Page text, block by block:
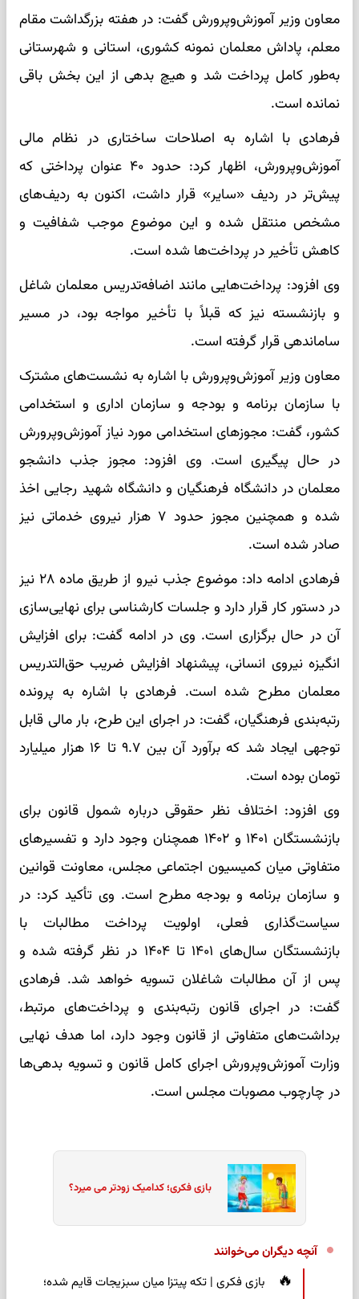
معاون وزیر آموزش‌وپرورش گفت: در هفته بزرگداشت مقام
معلم، پاداش معلمان نمونه کشوری، استانی و شهرستانی
به‌طور کامل پرداخت شد و هیچ بدهی از این بخش باقی
نمانده است.
فرهادی با اشاره به اصلاحات ساختاری در نظام مالی
آموزش‌وپرورش، اظهار کرد: حدود ۴۰ عنوان پرداختی که
پیش‌تر در ردیف «سایر» قرار داشت، اکنون به ردیف‌های
مشخص منتقل شده و این موضوع موجب شفافیت و
کاهش تأخیر در پرداخت‌ها شده است.
وی افزود: پرداخت‌هایی مانند اضافه‌تدریس معلمان شاغل
و بازنشسته نیز که قبلاً با تأخیر مواجه بود، در مسیر
ساماندهی قرار گرفته است.
معاون وزیر آموزش‌وپرورش با اشاره به نشست‌های مشترک
با سازمان برنامه و بودجه و سازمان اداری و استخدامی
کشور، گفت: مجوزهای استخدامی مورد نیاز آموزش‌وپرورش
در حال پیگیری است. وی افزود: مجوز جذب دانشجو
معلمان در دانشگاه فرهنگیان و دانشگاه شهید رجایی اخذ
شده و همچنین مجوز حدود ۷ هزار نیروی خدماتی نیز
صادر شده است.
فرهادی ادامه داد: موضوع جذب نیرو از طریق ماده ۲۸ نیز
در دستور کار قرار دارد و جلسات کارشناسی برای نهایی‌سازی
آن در حال برگزاری است. وی در ادامه گفت: برای افزایش
انگیزه نیروی انسانی، پیشنهاد افزایش ضریب حق‌التدریس
معلمان مطرح شده است. فرهادی با اشاره به پرونده
رتبه‌بندی فرهنگیان، گفت: در اجرای این طرح، بار مالی قابل
توجهی ایجاد شد که برآورد آن بین ۹.۷ تا ۱۶ هزار میلیارد
تومان بوده است.
وی افزود: اختلاف نظر حقوقی درباره شمول قانون برای
بازنشستگان ۱۴۰۱ و ۱۴۰۲ همچنان وجود دارد و تفسیرهای
متفاوتی میان کمیسیون اجتماعی مجلس، معاونت قوانین
و سازمان برنامه و بودجه مطرح است. وی تأکید کرد: در
سیاست‌گذاری فعلی، اولویت پرداخت مطالبات با
بازنشستگان سال‌های ۱۴۰۱ تا ۱۴۰۴ در نظر گرفته شده و
پس از آن مطالبات شاغلان تسویه خواهد شد. فرهادی
گفت: در اجرای قانون رتبه‌بندی و پرداخت‌های مرتبط،
برداشت‌های متفاوتی از قانون وجود دارد، اما هدف نهایی
وزارت آموزش‌وپرورش اجرای کامل قانون و تسویه بدهی‌ها
در چارچوب مصوبات مجلس است.
بازی فکری؛ کدامیک زودتر می میرد؟
آنچه دیگران می‌خوانند
بازی فکری | تکه پیتزا میان سبزیجات قایم شده؛